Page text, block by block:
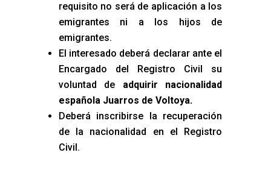
requisito no será de aplicación a los
emigrantes ni a los hijos de
emigrantes.
El interesado deberá declarar ante el
Encargado del Registro Civil su
voluntad de adquirir nacionalidad
española Juarros de Voltoya.
Deberá inscribirse la recuperación
de la nacionalidad en el Registro
Civil.